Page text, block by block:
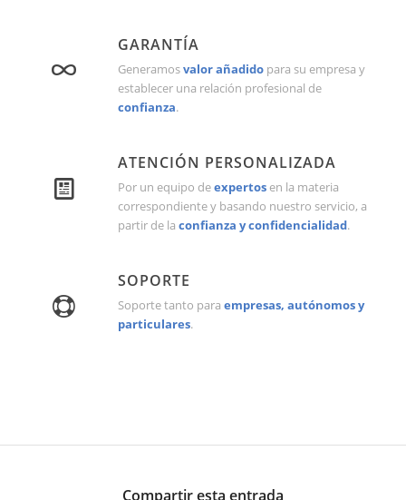
GARANTÍA
Generamosvalor añadidopara su empresa y
establecer una relación profesional de
confianza.
ATENCIÓN PERSONALIZADA
Por un equipo deexpertosen la materia
correspondiente y basando nuestro servicio, a
partir de la confianza y confidencialidad.
SOPORTE
Soporte tanto para empresas, autónomos y
particulares.
Compartir esta entrada